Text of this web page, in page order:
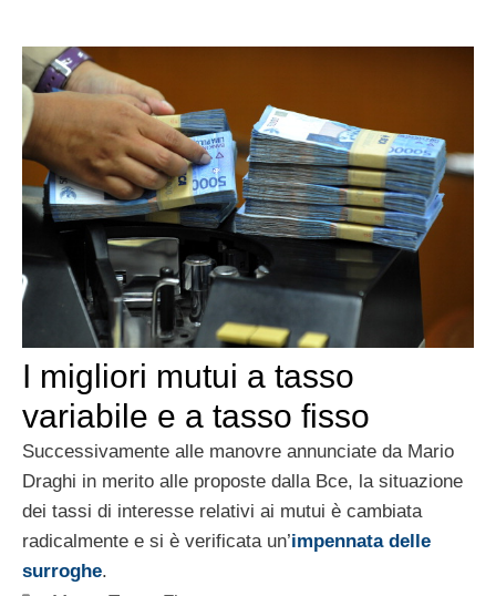
I migliori mutui a tasso
variabile e a tasso fisso
Successivamente alle manovre annunciate da Mario
Draghi in merito alle proposte dalla Bce, la situazione
dei tassi di interesse relativi ai mutui è cambiata
radicalmente e si è verificata un’impennata delle
surroghe.